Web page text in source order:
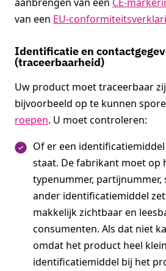
van een EU-
Identificatie en
(traceerbaarheid)
Uw product moet traceerbaar
bijvoorbeeld op te kunnen
roepen. U moet controleren:
Of er een
staat. De fabrikant moet op
typenummer,
ander identificatiemiddel
makkelijk zichtbaar en
consumenten. Als dat niet
omdat het product heel
identificatiemiddel bij het